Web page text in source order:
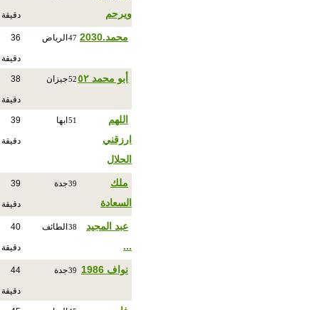
ويرحم
دقيقة
محمد.2030 47 الرياض 36
دقيقة
أبو محمد ٥٢ 52جيزان 38
دقيقة
اللهم
ارزقني
الحلال
51 ابها 39
دقيقة
ملك
السعادة
39جدة 39
دقيقة
عبد المجيد
...
38 الطائف 40
دقيقة
نواف 1986 39جدة 44
دقيقة